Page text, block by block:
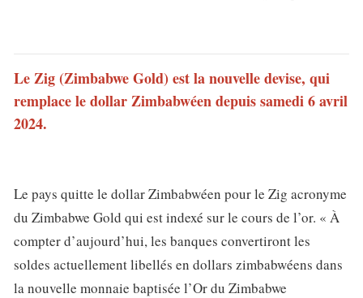
Le Zig (Zimbabwe Gold) est la nouvelle devise, qui
remplace le dollar Zimbabwéen depuis samedi 6 avril
2024.
Le pays quitte le dollar Zimbabwéen pour le Zig acronyme
du Zimbabwe Gold qui est indexé sur le cours de l’or. « À
compter d’aujourd’hui, les banques convertiront les
soldes actuellement libellés en dollars zimbabwéens dans
la nouvelle monnaie baptisée l’Or du Zimbabwe